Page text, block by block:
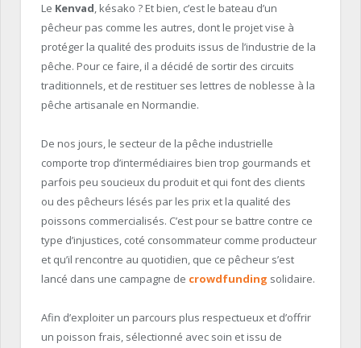
Le Kenvad, késako ? Et bien, c’est le bateau d’un
pêcheur pas comme les autres, dont le projet vise à
protéger la qualité des produits issus de l’industrie de la
pêche. Pour ce faire, il a décidé de sortir des circuits
traditionnels, et de restituer ses lettres de noblesse à la
pêche artisanale en Normandie.
De nos jours, le secteur de la pêche industrielle
comporte trop d’intermédiaires bien trop gourmands et
parfois peu soucieux du produit et qui font des clients
ou des pêcheurs lésés par les prix et la qualité des
poissons commercialisés. C’est pour se battre contre ce
type d’injustices, coté consommateur comme producteur
et qu’il rencontre au quotidien, que ce pêcheur s’est
lancé dans une campagne de crowdfunding solidaire.
Afin d’exploiter un parcours plus respectueux et d’offrir
un poisson frais, sélectionné avec soin et issu de